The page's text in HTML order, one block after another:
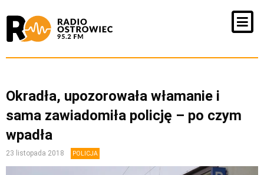
Okradła, upozorowała włamanie i
sama zawiadomiła policję – po czym
wpadła
23 listopada 2018 POLICJA